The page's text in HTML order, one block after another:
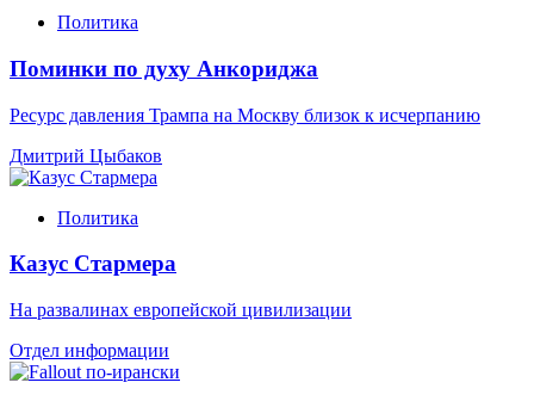
Политика
Поминки по духу Анкориджа
Ресурс давления Трампа на Москву близок к исчерпанию
Дмитрий Цыбаков
Политика
Казус Стармера
На развалинах европейской цивилизации
Отдел информации